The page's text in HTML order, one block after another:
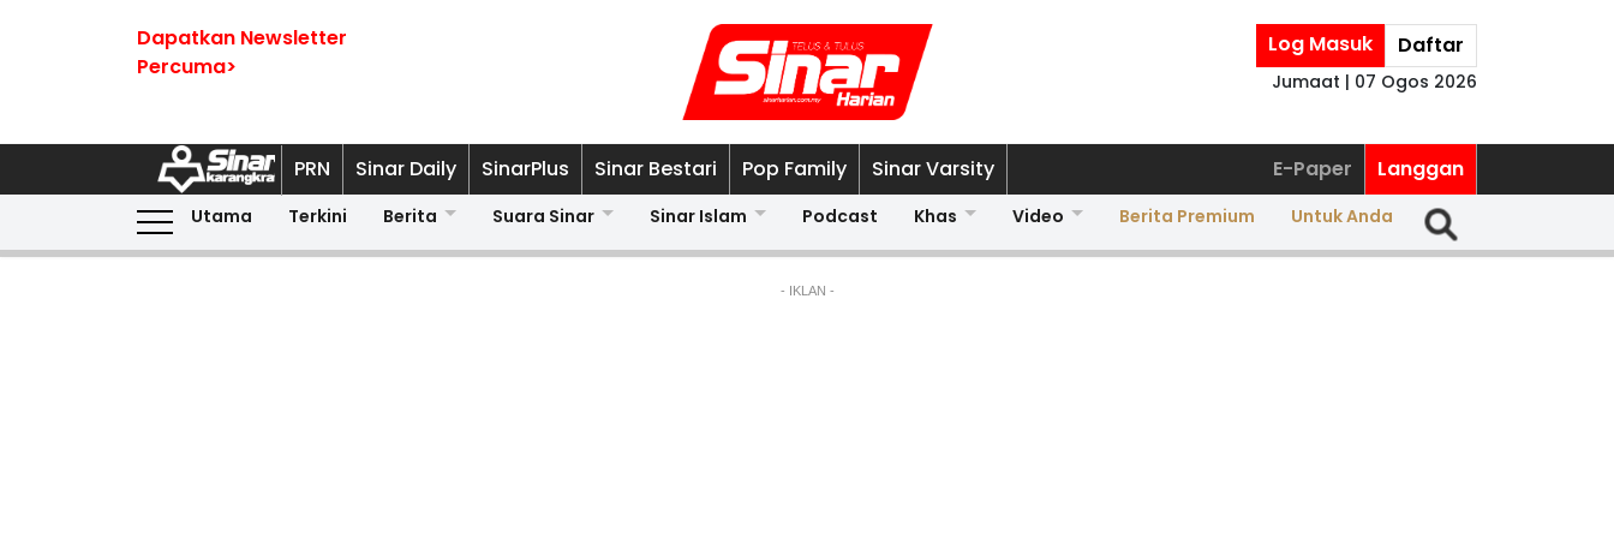
Dapatkan Newsletter
Percuma>
Log Masuk Daftar
Jumaat | 07 Ogos 2026
PRN Sinar Daily SinarPlus Sinar Bestari Pop Family Sinar Varsity E-Paper Langgan
Utama Terkini Berita Suara Sinar Sinar Islam Podcast Khas Video Berita Premium Untuk Anda
- IKLAN -